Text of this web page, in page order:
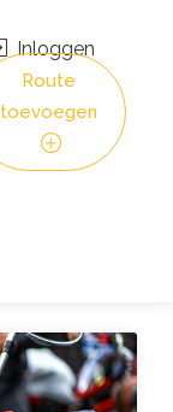
Inloggen
Route
toevoegen